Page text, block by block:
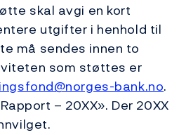
skal avgi en kort
utgifter i henhold til
må sendes innen to
som støttes er
bank.no.
– 20XX». Der 20XX